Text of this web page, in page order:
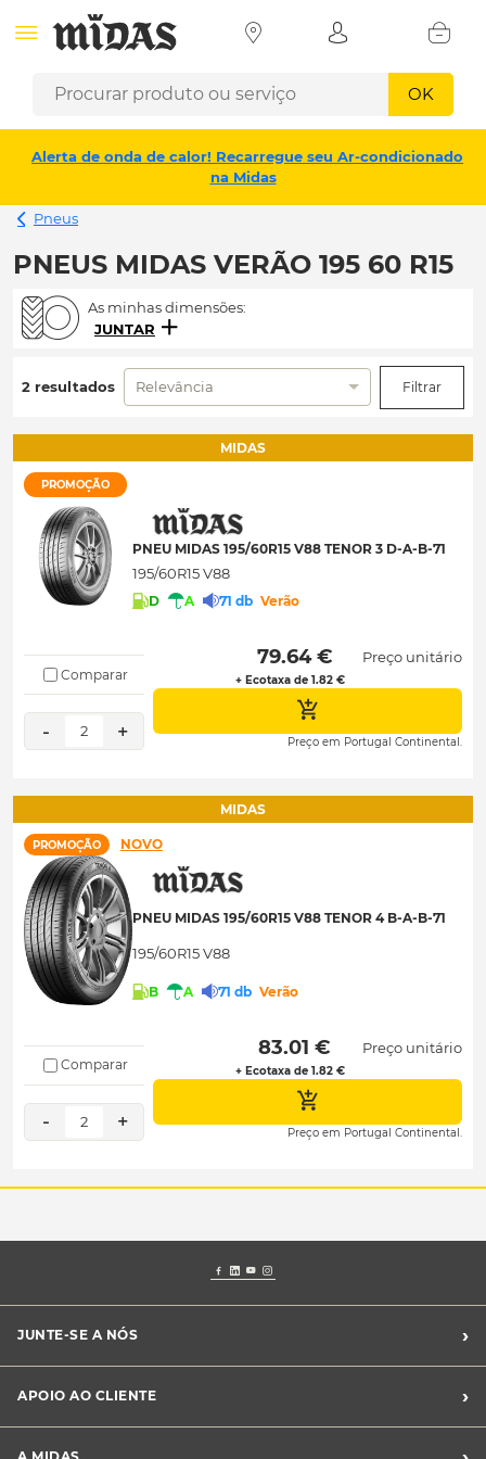
OK
Alerta de onda de calor! Recarregue seu Ar-condicionado
na Midas
Pneus
PNEUS MIDAS VERÃO 195 60 R15
As minhas dimensões:
JUNTAR
2 resultados Relevância Filtrar
MIDAS
PROMOÇÃO
PNEU MIDAS 195/60R15 V88 TENOR 3 D-A-B-71
195/60R15 V88
D A 71 db Verão
Comparar
- 2 +
79.64 €
+ Ecotaxa de 1.82 €
Preço unitário
Preço em Portugal Continental.
MIDAS
PROMOÇÃO NOVO
PNEU MIDAS 195/60R15 V88 TENOR 4 B-A-B-71
195/60R15 V88
B A 71 db Verão
Comparar
- 2 +
83.01 €
+ Ecotaxa de 1.82 €
Preço unitário
Preço em Portugal Continental.
JUNTE-SE A NÓS ›
Franchising Midas
APOIO AO CLIENTE ›